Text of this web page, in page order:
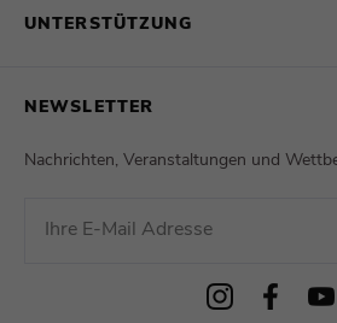
UNTERSTÜTZUNG
NEWSLETTER
Nachrichten, Veranstaltungen und